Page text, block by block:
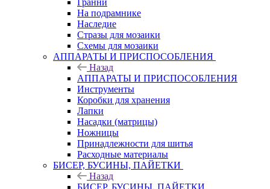
Гранни
На подрамнике
Наследие
Стразы для мозаики
Схемы для мозаики
АППАРАТЫ И ПРИСПОСОБЛЕНИЯ
Назад
АППАРАТЫ И ПРИСПОСОБЛЕНИЯ
Инструменты
Коробки для хранения
Лапки
Насадки (матрицы)
Ножницы
Принадлежности для шитья
Расходные материалы
БИСЕР, БУСИНЫ, ПАЙЕТКИ
Назад
БИСЕР, БУСИНЫ, ПАЙЕТКИ